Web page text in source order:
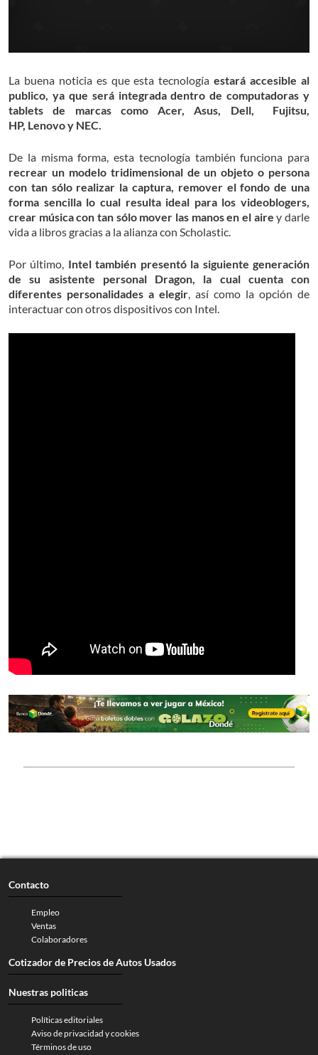
La buena noticia es que esta tecnologíaestará accesible al
publico, ya que será integrada dentro de computadoras y
tablets de marcas como Acer, Asus, Dell, Fujitsu,
HP, Lenovo y NEC.
De la misma forma, esta tecnología también funciona para
recrear un modelo tridimensional de un objeto o persona
con tan sólo realizar la captura, remover el fondo de una
forma sencilla lo cual resulta ideal para los videoblogers,
crear música con tan sólo mover las manos en el aire y darle
vida a libros gracias a la alianza con Scholastic.
Por último, Intel también presentó la siguiente generación
de su asistente personal Dragon, la cual cuenta con
diferentes personalidades a elegir, así como la opción de
interactuar con otros dispositivos con Intel.
Contacto
Empleo
Ventas
Colaboradores
Cotizador de Precios de Autos Usados
Nuestras politicas
Políticas editoriales
Aviso de privacidad y cookies
Términos de uso